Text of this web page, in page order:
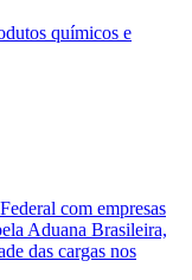
químicos e
com empresas
Aduana Brasileira,
das cargas nos